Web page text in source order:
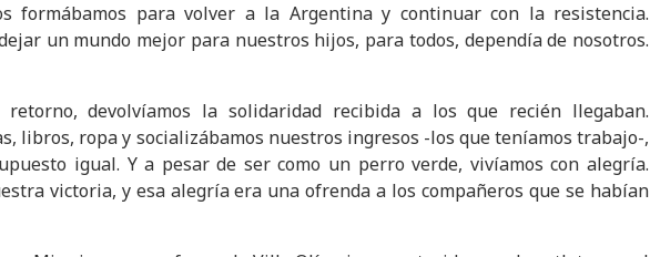
formábamos para volver a la Argentina y continuar con la resistencia.
un mundo mejor para nuestros hijos, para todos, dependía de nosotros.
devolvíamos la solidaridad recibida a los que recién llegaban.
libros, ropa y socializábamos nuestros ingresos -los que teníamos trabajo-,
igual. Y a pesar de ser como un perro verde, vivíamos con alegría.
victoria, y esa alegría era una ofrenda a los compañeros que se habían